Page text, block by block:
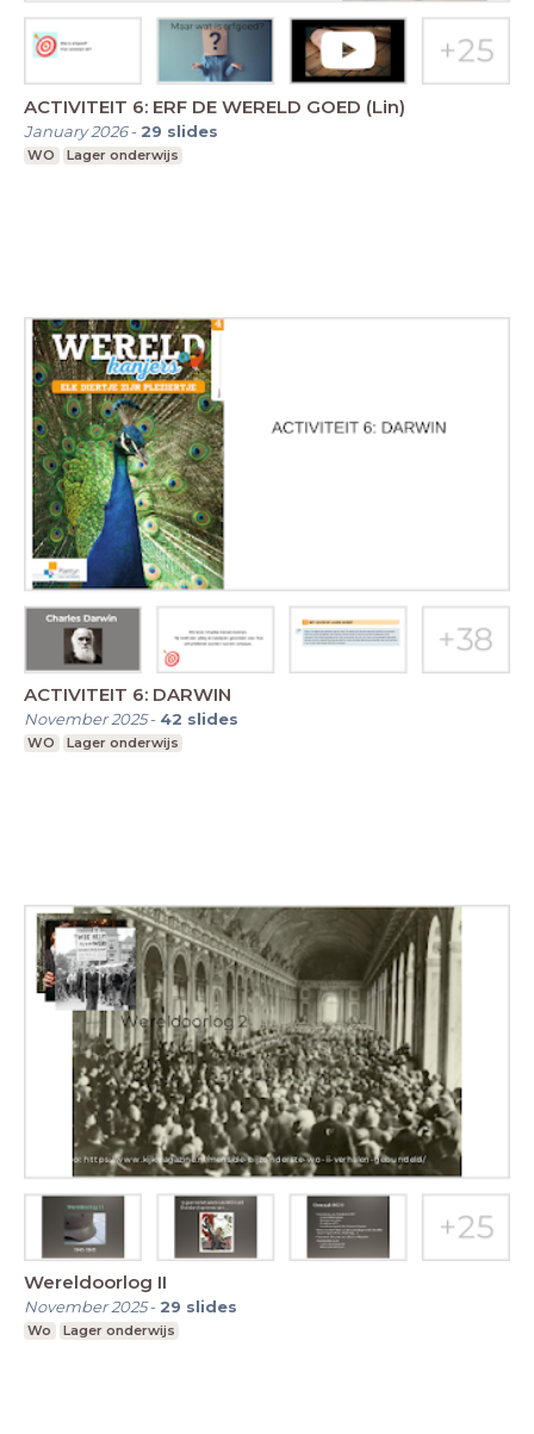
ACTIVITEIT 6: ERF DE WERELD GOED (Lin)
January 2026- 29 slides
WO Lager onderwijs
ACTIVITEIT 6: DARWIN
November 2025- 42 slides
WO Lager onderwijs
Wereldoorlog II
November 2025- 29 slides
Wo Lager onderwijs